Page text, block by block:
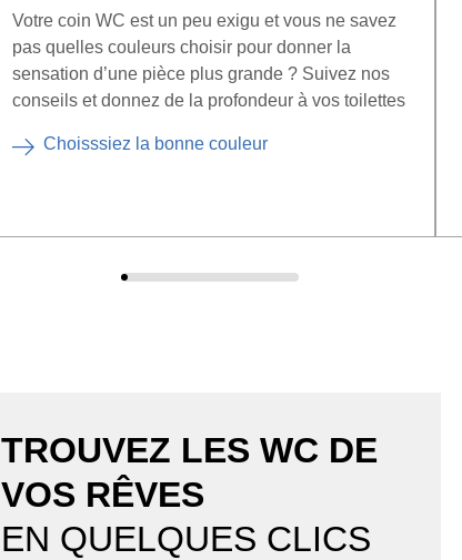
Votre coin WC est un peu exigu et vous ne savez
pas quelles couleurs choisir pour donner la
sensation d’une pièce plus grande ? Suivez nos
conseils et donnez de la profondeur à vos toilettes
Choisssiez la bonne couleur
TROUVEZ LES WC DE
VOS RÊVES
EN QUELQUES CLICS